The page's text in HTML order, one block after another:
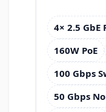
4× 2.5 GbE
160W PoE
100 Gbps
50 Gbps